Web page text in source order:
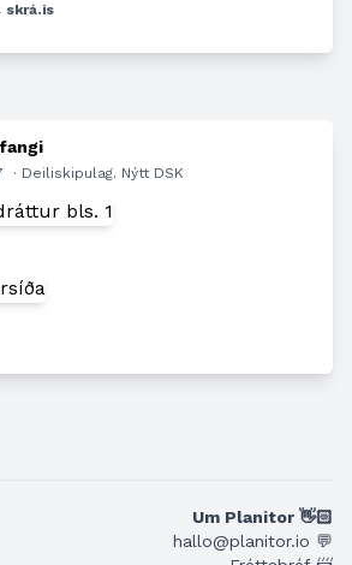
skrá.is
· Deiliskipulag. Nýtt DSK
Um Planitor 👋🏻
hallo@planitor.io 💬